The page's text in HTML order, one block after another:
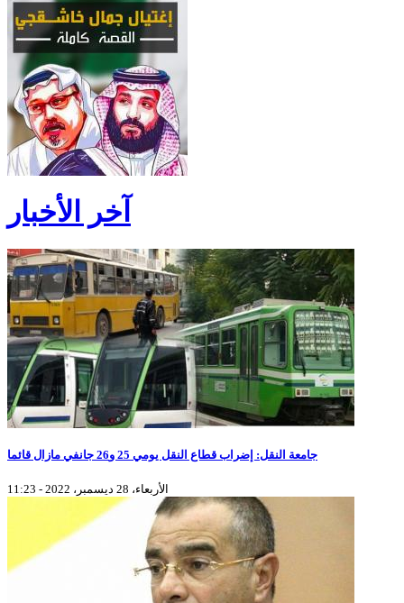
آخر الأخبار
جامعة النقل: إضراب قطاع النقل يومي 25 و26 جانفي مازال قائما
الأربعاء، 28 ديسمبر، 2022 - 11:23